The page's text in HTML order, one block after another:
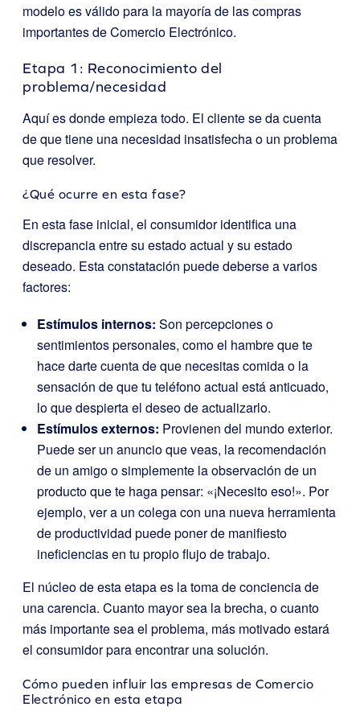
modelo es válido para la mayoría de las compras
importantes de Comercio Electrónico.
Etapa 1: Reconocimiento del
problema/necesidad
Aquí es donde empieza todo. El cliente se da cuenta
de que tiene una necesidad insatisfecha o un problema
que resolver.
¿Qué ocurre en esta fase?
En esta fase inicial, el consumidor identifica una
discrepancia entre su estado actual y su estado
deseado. Esta constatación puede deberse a varios
factores:
Estímulos internos: Son percepciones o
sentimientos personales, como el hambre que te
hace darte cuenta de que necesitas comida o la
sensación de que tu teléfono actual está anticuado,
lo que despierta el deseo de actualizarlo.
Estímulos externos: Provienen del mundo exterior.
Puede ser un anuncio que veas, la recomendación
de un amigo o simplemente la observación de un
producto que te haga pensar: «¡Necesito eso!». Por
ejemplo, ver a un colega con una nueva herramienta
de productividad puede poner de manifiesto
ineficiencias en tu propio flujo de trabajo.
El núcleo de esta etapa es la toma de conciencia de
una carencia. Cuanto mayor sea la brecha, o cuanto
más importante sea el problema, más motivado estará
el consumidor para encontrar una solución.
Cómo pueden influir las empresas de Comercio
Electrónico en esta etapa